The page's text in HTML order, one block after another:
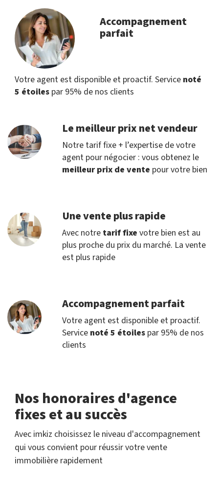
Accompagnement
parfait
Votre agent est disponible et proactif. Service noté
5 étoiles par 95% de nos clients
Le meilleur prix net vendeur
Notre tarif fixe + l’expertise de votre
agent pour négocier : vous obtenez le
meilleur prix de vente pour votre bien
Une vente plus rapide
Avec notre tarif fixe votre bien est au
plus proche du prix du marché. La vente
est plus rapide
Accompagnement parfait
Votre agent est disponible et proactif.
Service noté 5 étoiles par 95% de nos
clients
Nos honoraires d'agence
fixes et au succès
Avec imkiz choisissez le niveau d'accompagnement
qui vous convient pour réussir votre vente
immobilière rapidement